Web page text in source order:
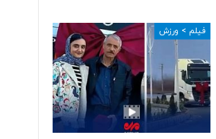
فیلم > ورزش